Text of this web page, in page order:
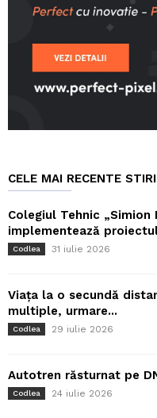
CELE MAI RECENTE
Colegiul Tehnic „Simion
implementează
Codlea 31 iulie 2026
Viața la o secundă
multiple, urmare...
Codlea 29 iulie 2026
Autotren răsturnat pe
Codlea 24 iulie 2026